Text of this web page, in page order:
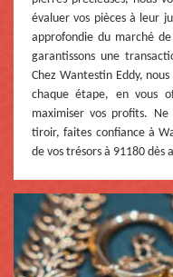
évaluer vos pièces à leur
approfondie du marché
garantissons une
Chez Wantestin Eddy,
chaque étape, en vous
maximiser vos profits.
tiroir, faites confiance à
de vos trésors à 91180 dès